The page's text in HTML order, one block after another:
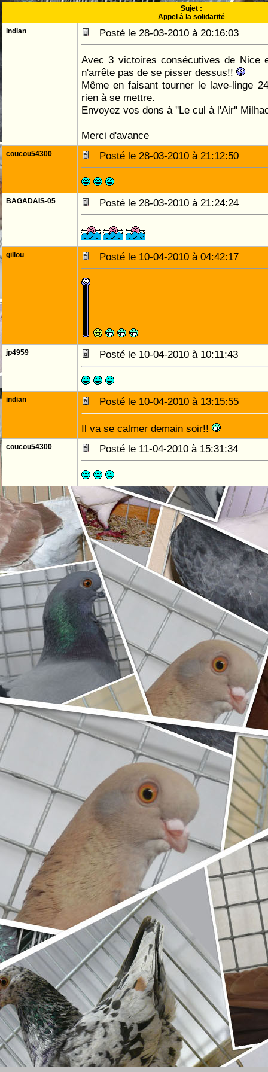
Sujet :
Appel à la solidarité
indian
Posté le 28-03-2010 à 20:16:03
Avec 3 victoires consécutives de Nice
n'arrête pas de se pisser dessus!!
Même en faisant tourner le lave-linge
rien à se mettre.
Envoyez vos dons à ''Le cul à l'Air''
Merci d'avance
coucou54300 Posté le 28-03-2010 à 21:12:50
BAGADAIS-05 Posté le 28-03-2010 à 21:24:24
gillou Posté le 10-04-2010 à 04:42:17
jp4959 Posté le 10-04-2010 à 10:11:43
indian Posté le 10-04-2010 à 13:15:55
Il va se calmer demain soir!!
coucou54300 Posté le 11-04-2010 à 15:31:34